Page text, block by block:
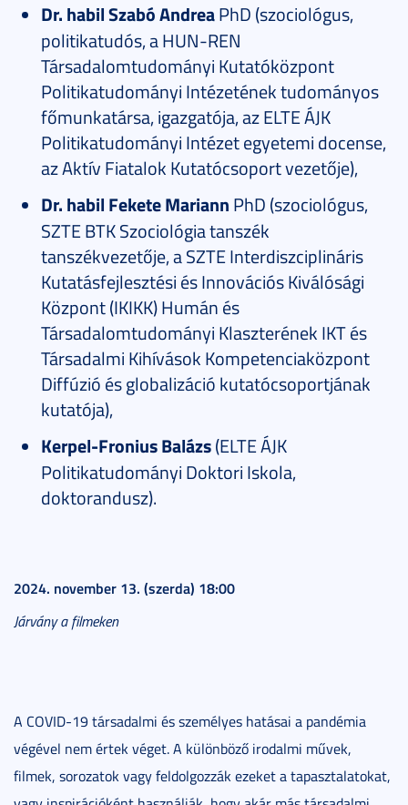
Dr. habil Szabó AndreaPhD (szociológus,
politikatudós, a HUN-REN
Társadalomtudományi Kutatóközpont
Politikatudományi Intézetének tudományos
főmunkatársa, igazgatója, az ELTE ÁJK
Politikatudományi Intézet egyetemi docense,
az Aktív Fiatalok Kutatócsoport vezetője),
Dr. habil Fekete Mariann PhD (szociológus,
SZTE BTK Szociológia tanszék
tanszékvezetője, a SZTE Interdiszciplináris
Kutatásfejlesztési és Innovációs Kiválósági
Központ (IKIKK) Humán és
Társadalomtudományi Klaszterének IKT és
Társadalmi Kihívások Kompetenciaközpont
Diffúzió és globalizáció kutatócsoportjának
kutatója),
Kerpel-Fronius Balázs(ELTE ÁJK
Politikatudományi Doktori Iskola,
doktorandusz).
2024. november 13. (szerda) 18:00
Járvány a filmeken
A COVID-19 társadalmi és személyes hatásai a pandémia
végével nem értek véget. A különböző irodalmi művek,
filmek, sorozatok vagy feldolgozzák ezeket a tapasztalatokat,